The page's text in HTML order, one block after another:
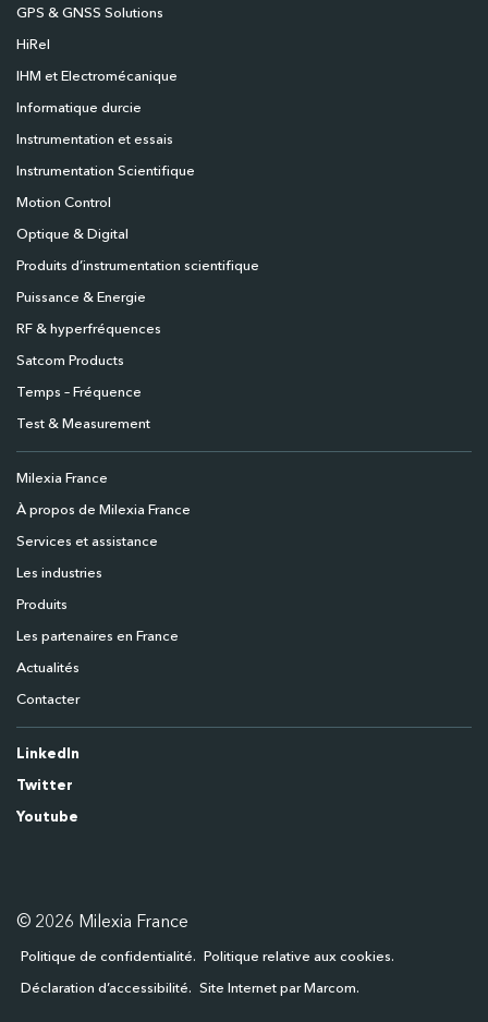
GPS & GNSS Solutions
HiRel
IHM et Electromécanique
Informatique durcie
Instrumentation et essais
Instrumentation Scientifique
Motion Control
Optique & Digital
Produits d’instrumentation scientifique
Puissance & Energie
RF & hyperfréquences
Satcom Products
Temps – Fréquence
Test & Measurement
Milexia France
À propos de Milexia France
Services et assistance
Les industries
Produits
Les partenaires en France
Actualités
Contacter
LinkedIn
Twitter
Youtube
© 2026 Milexia France
Politique de confidentialité Politique relative aux cookies
Déclaration d’accessibilité Site Internet par Marcom